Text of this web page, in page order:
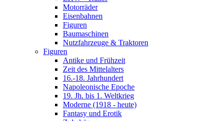
Motorräder
Eisenbahnen
Figuren
Baumaschinen
Nutzfahrzeuge & Traktoren
Figuren
Antike und Frühzeit
Zeit des Mittelalters
16.-18. Jahrhundert
Napoleonische Epoche
19. Jh. bis 1. Weltkrieg
Moderne (1918 - heute)
Fantasy und Erotik